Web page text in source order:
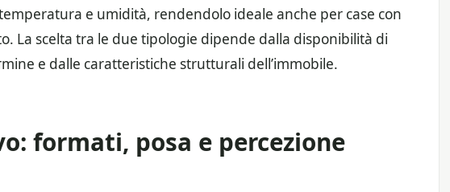
e umidità, rendendolo ideale anche per case con
La scelta tra le due tipologie dipende dalla disponibilità di
e dalle caratteristiche strutturali dell’immobile.
formati, posa e percezione